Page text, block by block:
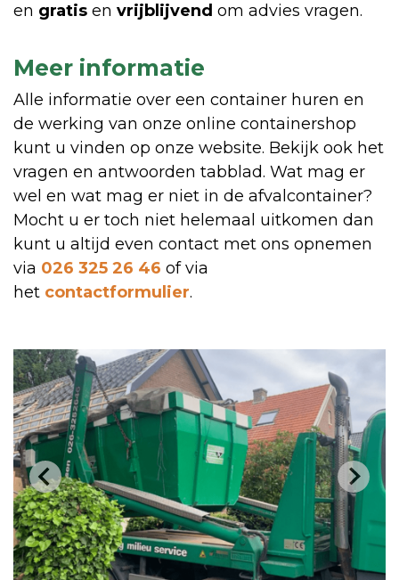
en gratis en vrijblijvend om advies vragen.
Meer informatie
Alle informatie over een container huren en
de werking van onze online containershop
kunt u vinden op onze website. Bekijk ook het
vragen en antwoorden tabblad. Wat mag er
wel en wat mag er niet in de afvalcontainer?
Mocht u er toch niet helemaal uitkomen dan
kunt u altijd even contact met ons opnemen
via 026 325 26 46 of via
het contactformulier.